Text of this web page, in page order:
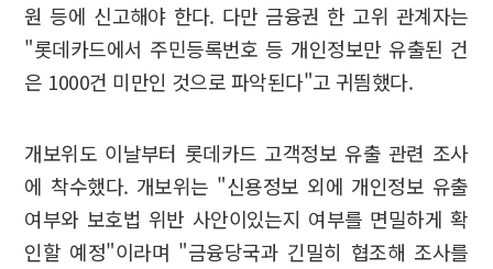
원 등에 신고해야 한다. 다만 금융권 한 고위 관계자는
"롯데카드에서 주민등록번호 등 개인정보만 유출된 건
은 1000건 미만인 것으로 파악된다"고 귀띔했다.
개보위도 이날부터 롯데카드 고객정보 유출 관련 조사
에 착수했다. 개보위는 "신용정보 외에 개인정보 유출
여부와 보호법 위반 사안이있는지 여부를 면밀하게 확
인할 예정"이라며 "금융당국과 긴밀히 협조해 조사를